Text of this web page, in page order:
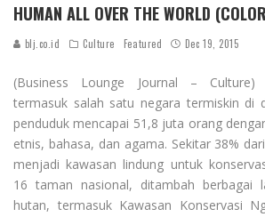
HUMAN ALL OVER THE WORLD
blj.co.id Culture Featured Dec 19, 2015
(Business Lounge Journal – Culture)
termasuk salah satu negara termiskin di
penduduk mencapai 51,8 juta orang
etnis, bahasa, dan agama. Sekitar 38%
menjadi kawasan lindung untuk
16 taman nasional, ditambah berbagai
hutan, termasuk Kawasan Konservasi